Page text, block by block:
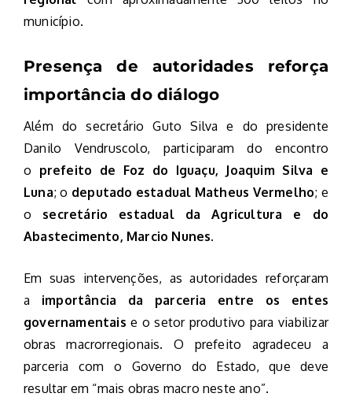
município.
Presença de autoridades reforça
importância do diálogo
Além do secretário Guto Silva e do presidente
Danilo Vendruscolo, participaram do encontro
o prefeito de Foz do Iguaçu, Joaquim Silva e
Luna; o deputado estadual Matheus Vermelho; e
o secretário estadual da Agricultura e do
Abastecimento, Marcio Nunes.
Em suas intervenções, as autoridades reforçaram
a importância da parceria entre os entes
governamentais e o setor produtivo para viabilizar
obras macrorregionais. O prefeito agradeceu a
parceria com o Governo do Estado, que deve
resultar em “mais obras macro neste ano”.